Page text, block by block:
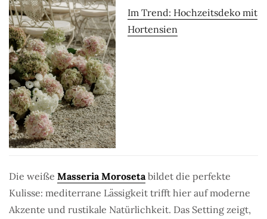
Im Trend: Hochzeitsdeko mit
Hortensien
Die weiße Masseria Moroseta bildet die perfekte
Kulisse: mediterrane Lässigkeit trifft hier auf moderne
Akzente und rustikale Natürlichkeit. Das Setting zeigt,